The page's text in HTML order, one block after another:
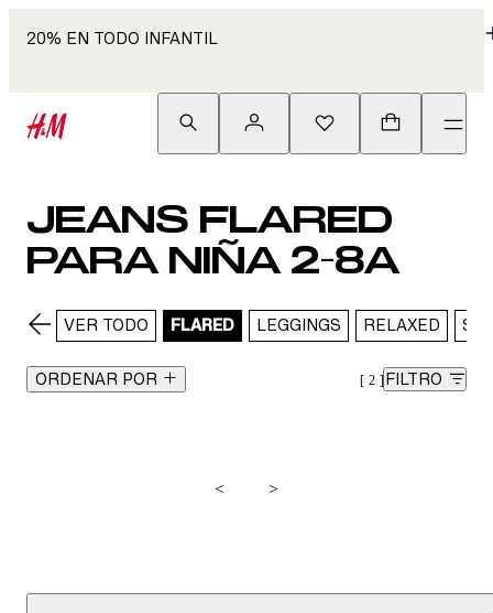
20% EN TODO INFANTIL
JEANS FLARED
PARA NIÑA 2-8A
VER TODO FLARED LEGGINGS RELAXED
ORDENAR POR 2 FILTRO
< >